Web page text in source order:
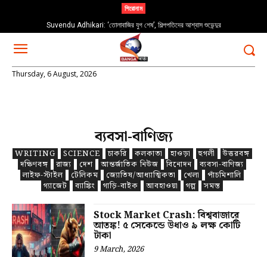
শিরোনাম
Suvendu Adhikari: ‘তোলাবাজির যুগ শেষ’, শিল্পপতিদের আশ্বাস শুভেন্দুর
Thursday, 6 August, 2026
ব্যবসা-বাণিজ্য
WRITING SCIENCE চাকরি কলকাতা হাওড়া হুগলী
উত্তরবঙ্গ
দক্ষিণবঙ্গ
রাজ্য দেশ আন্তর্জাতিক নিউজ বিনোদন
ব্যবসা-বাণিজ্য
লাইফ-স্টাইল
টেলিকম জ্যোতিষ/আধ্যাত্মিকতা খেলা
পাঁচমিশালি
গ্যাজেট
ব্যাঙ্কিং গাড়ি-বাইক আবহাওয়া গল্প সমস্ত
Stock Market Crash: বিশ্ববাজারে
আতঙ্ক! ৫ সেকেন্ডে উধাও ৯ লক্ষ কোটি
টাকা
9 March, 2026